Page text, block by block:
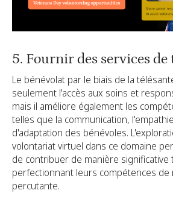
5. Fournir des services de
Le bénévolat par le biais de la
seulement l'accès aux soins et
mais il améliore également les
telles que la communication,
d'adaptation des bénévoles.
volontariat virtuel dans ce domaine
de contribuer de manière significative
perfectionnant leurs compétences
percutante.